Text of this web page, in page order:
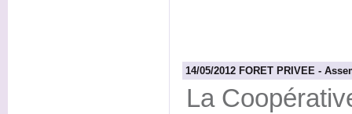
14/05/2012 FORET PRIVEE -
La